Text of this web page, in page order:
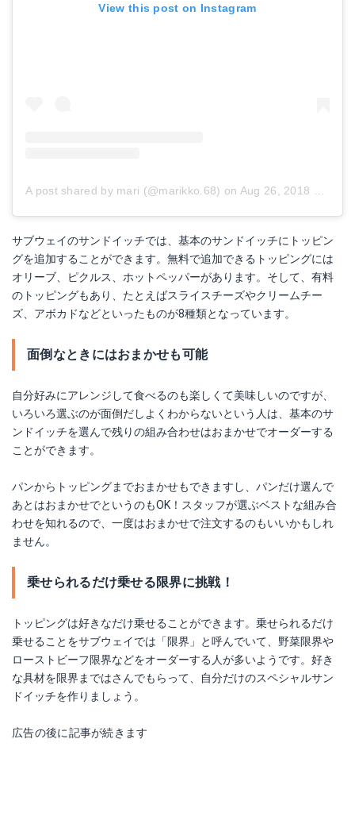
View this post on Instagram
A post shared by mari (@marikko.68) on Aug 26, 2018 at 12:54am PDT
サブウェイのサンドイッチでは、基本のサンドイッチにトッピン
グを追加することができます。無料で追加できるトッピングには
オリーブ、ピクルス、ホットペッパーがあります。そして、有料
のトッピングもあり、たとえばスライスチーズやクリームチー
ズ、アボカドなどといったものが8種類となっています。
面倒なときにはおまかせも可能
自分好みにアレンジして食べるのも楽しくて美味しいのですが、
いろいろ選ぶのが面倒だしよくわからないという人は、基本のサ
ンドイッチを選んで残りの組み合わせはおまかせでオーダーする
ことができます。
パンからトッピングまでおまかせもできますし、パンだけ選んで
あとはおまかせでというのもOK！スタッフが選ぶベストな組み合
わせを知れるので、一度はおまかせで注文するのもいいかもしれ
ません。
乗せられるだけ乗せる限界に挑戦！
トッピングは好きなだけ乗せることができます。乗せられるだけ
乗せることをサブウェイでは「限界」と呼んでいて、野菜限界や
ローストビーフ限界などをオーダーする人が多いようです。好き
な具材を限界まではさんでもらって、自分だけのスペシャルサン
ドイッチを作りましょう。
広告の後に記事が続きます